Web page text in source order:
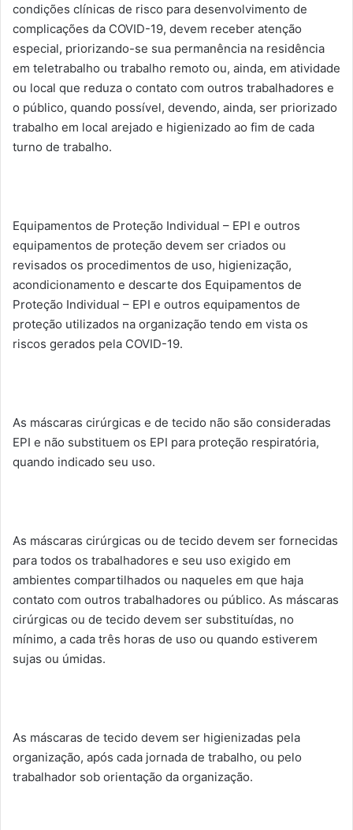
condições clínicas de risco para desenvolvimento de
complicações da COVID-19, devem receber atenção
especial, priorizando-se sua permanência na residência
em teletrabalho ou trabalho remoto ou, ainda, em atividade
ou local que reduza o contato com outros trabalhadores e
o público, quando possível, devendo, ainda, ser priorizado
trabalho em local arejado e higienizado ao fim de cada
turno de trabalho.
Equipamentos de Proteção Individual – EPI e outros
equipamentos de proteção devem ser criados ou
revisados os procedimentos de uso, higienização,
acondicionamento e descarte dos Equipamentos de
Proteção Individual – EPI e outros equipamentos de
proteção utilizados na organização tendo em vista os
riscos gerados pela COVID-19.
As máscaras cirúrgicas e de tecido não são consideradas
EPI e não substituem os EPI para proteção respiratória,
quando indicado seu uso.
As máscaras cirúrgicas ou de tecido devem ser fornecidas
para todos os trabalhadores e seu uso exigido em
ambientes compartilhados ou naqueles em que haja
contato com outros trabalhadores ou público. As máscaras
cirúrgicas ou de tecido devem ser substituídas, no
mínimo, a cada três horas de uso ou quando estiverem
sujas ou úmidas.
As máscaras de tecido devem ser higienizadas pela
organização, após cada jornada de trabalho, ou pelo
trabalhador sob orientação da organização.